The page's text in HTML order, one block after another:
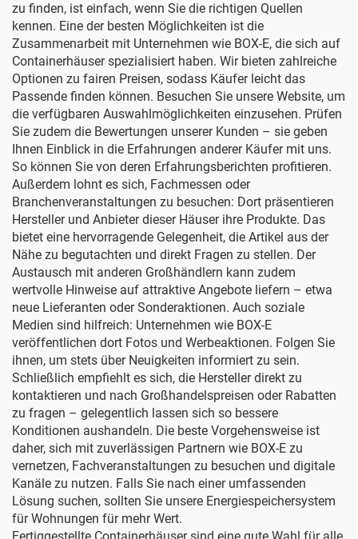
zu finden, ist einfach, wenn Sie die richtigen Quellen
kennen. Eine der besten Möglichkeiten ist die
Zusammenarbeit mit Unternehmen wie BOX-E, die sich auf
Containerhäuser spezialisiert haben. Wir bieten zahlreiche
Optionen zu fairen Preisen, sodass Käufer leicht das
Passende finden können. Besuchen Sie unsere Website, um
die verfügbaren Auswahlmöglichkeiten einzusehen. Prüfen
Sie zudem die Bewertungen unserer Kunden – sie geben
Ihnen Einblick in die Erfahrungen anderer Käufer mit uns.
So können Sie von deren Erfahrungsberichten profitieren.
Außerdem lohnt es sich, Fachmessen oder
Branchenveranstaltungen zu besuchen: Dort präsentieren
Hersteller und Anbieter dieser Häuser ihre Produkte. Das
bietet eine hervorragende Gelegenheit, die Artikel aus der
Nähe zu begutachten und direkt Fragen zu stellen. Der
Austausch mit anderen Großhändlern kann zudem
wertvolle Hinweise auf attraktive Angebote liefern – etwa
neue Lieferanten oder Sonderaktionen. Auch soziale
Medien sind hilfreich: Unternehmen wie BOX-E
veröffentlichen dort Fotos und Werbeaktionen. Folgen Sie
ihnen, um stets über Neuigkeiten informiert zu sein.
Schließlich empfiehlt es sich, die Hersteller direkt zu
kontaktieren und nach Großhandelspreisen oder Rabatten
zu fragen – gelegentlich lassen sich so bessere
Konditionen aushandeln. Die beste Vorgehensweise ist
daher, sich mit zuverlässigen Partnern wie BOX-E zu
vernetzen, Fachveranstaltungen zu besuchen und digitale
Kanäle zu nutzen. Falls Sie nach einer umfassenden
Lösung suchen, sollten Sie unsere Energiespeichersystem
für Wohnungen für mehr Wert.